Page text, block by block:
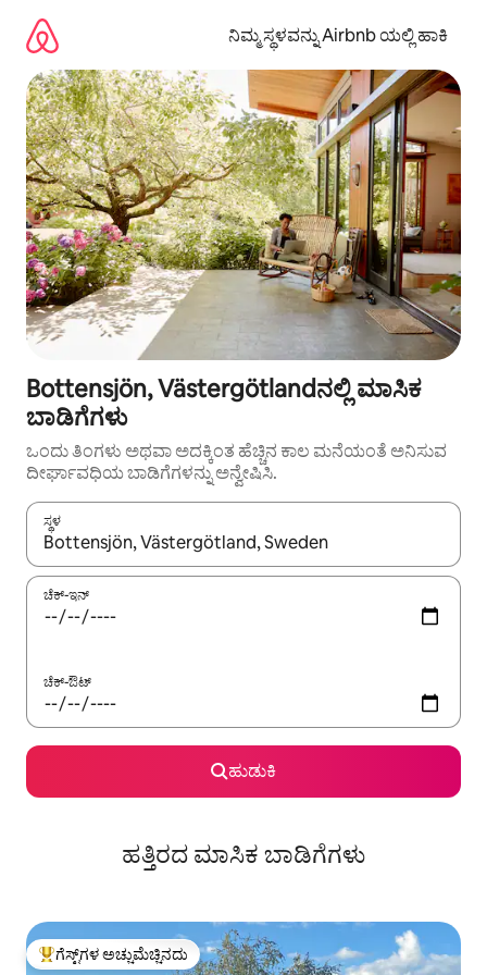
ಹೋಗಿ
ನಿಮ್ಮ ಸ್ಥಳವನ್ನು Airbnb ಯಲ್ಲಿ ಹಾಕಿ
Bottensjön, Västergötlandನಲ್ಲಿ ಮಾಸಿಕ
ಬಾಡಿಗೆಗಳು
ಒಂದು ತಿಂಗಳು ಅಥವಾ ಅದಕ್ಕಿಂತ ಹೆಚ್ಚಿನ ಕಾಲ ಮನೆಯಂತೆ ಅನಿಸುವ
ದೀರ್ಘಾವಧಿಯ ಬಾಡಿಗೆಗಳನ್ನು ಅನ್ವೇಷಿಸಿ.
ಸ್ಥಳ
ಫಲಿತಾಂಶಗಳು ಲಭ್ಯವಿರುವಾಗ, ಅಪ್ ಮತ್ತು ಡೌನ್ ಬಾಣದ ಕೀಲಿಗಳೊಂದಿಗೆ
ಚೆಕ್-ಇನ್
ಚೆಕ್-ಔಟ್
ಹುಡುಕಿ
ಹತ್ತಿರದ ಮಾಸಿಕ ಬಾಡಿಗೆಗಳು
ಗೆಸ್ಟ್‌ಗಳಿಗೆ ಅತಿ ಹೆಚ್ಚು ಅಚ್ಚುಮೆಚ್ಚಿನದು
ಗೆಸ್ಟ್‌ಗಳ ಅಚ್ಚುಮೆಚ್ಚಿನದು